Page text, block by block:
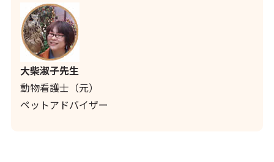
大柴淑子先生
動物看護士（元）
ペットアドバイザー